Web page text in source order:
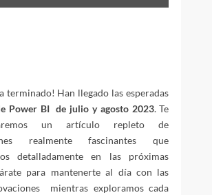
terminado! Han llegado las esperadas
Power BI de julio y agosto 2023. Te
un artículo repleto de
realmente fascinantes que
detalladamente en las próximas
para mantenerte al día con las
mientras exploramos cada